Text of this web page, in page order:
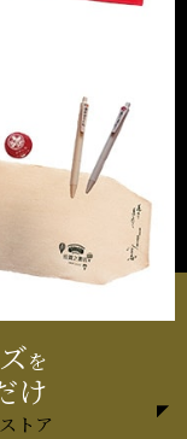
を
け
トア